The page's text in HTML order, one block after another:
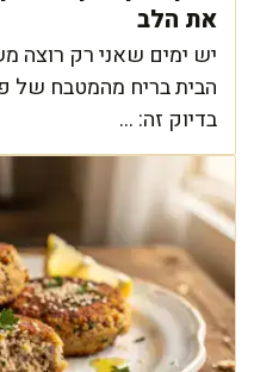
את הלב
יש ימים שאני רק רוצה
הבית בריח מהמטבח של
בדיוק זה: ...